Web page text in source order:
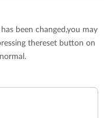
been changed,you may
thereset button on